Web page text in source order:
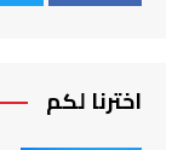
اخترنا لكم